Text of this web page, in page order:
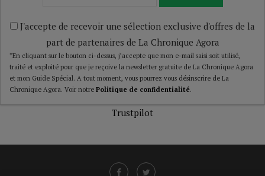
J'accepte de recevoir une sélection exclusive d'offres de la
part de partenaires de La Chronique Agora
*En cliquant sur le bouton ci-dessus, j’accepte que mon e-mail saisi soit utilisé,
traité et exploité pour que je reçoive la newsletter gratuite de La Chronique Agora
et mon Guide Spécial. A tout moment, vous pourrez vous désinscrire de La
Chronique Agora. Voir notre Politique de confidentialité.
Trustpilot